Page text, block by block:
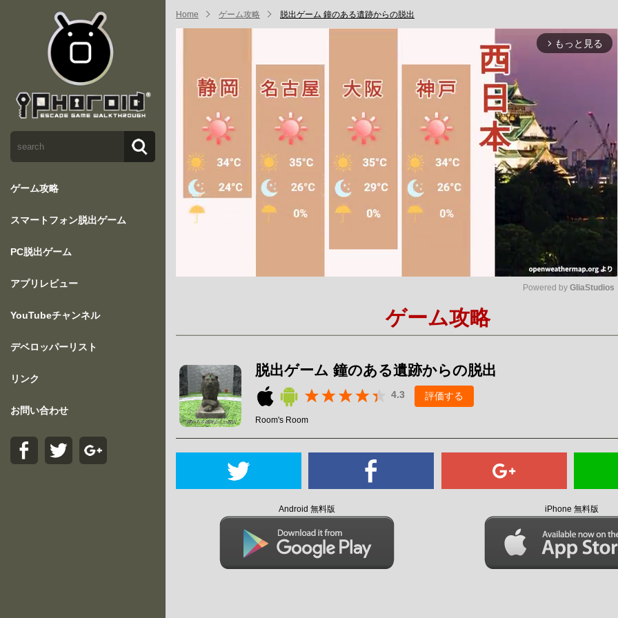
ゲーム攻略
スマートフォン脱出ゲーム
PC脱出ゲーム
アプリレビュー
YouTubeチャンネル
デベロッパーリスト
リンク
お問い合わせ
Home ゲーム攻略 脱出ゲーム 鐘のある遺跡からの脱出
arrow_forward_ios もっと見る
Powered by GliaStudios
ゲーム攻略
脱出ゲーム 鐘のある遺跡からの脱出
4.3 評価する
Room's Room
Android 無料版 iPhone 無料版